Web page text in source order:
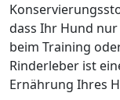
dass Ihr Hund
beim Training
Rinderleber ist
Ernährung Ihres